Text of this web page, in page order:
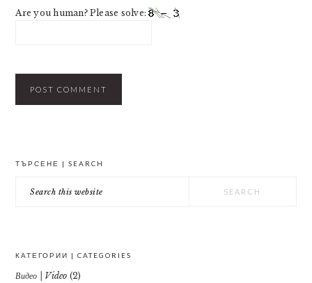
Are you human? Please solve:
ТЪРСЕНЕ | SEARCH
this
КАТЕГОРИИ | CATEGORIES
Видео | Video (2)